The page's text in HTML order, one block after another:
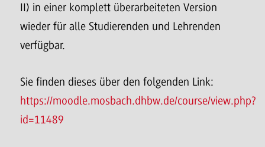
II) in einer komplett überarbeiteten Version
wieder für alle Studierenden und Lehrenden
verfügbar.
Sie finden dieses über den folgenden Link:
https://moodle.mosbach.dhbw.de/course/view.php?
id=11489